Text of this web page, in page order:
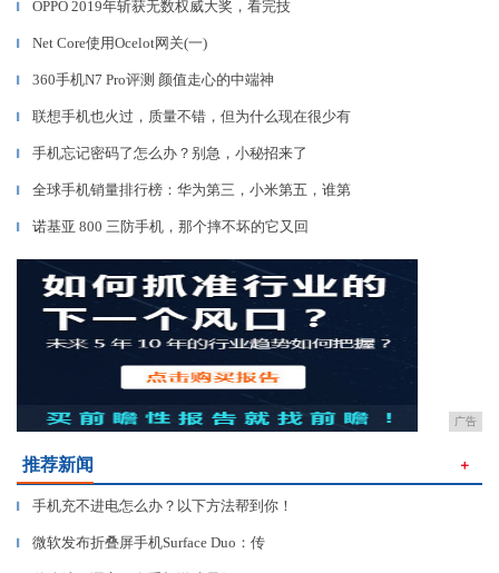
▎ OPPO 2019年斩获无数权威大奖，看完技
▎ Net Core使用Ocelot网关(一)
▎ 360手机N7 Pro评测 颜值走心的中端神
▎ 联想手机也火过，质量不错，但为什么现在很少有
▎ 手机忘记密码了怎么办？别急，小秘招来了
▎ 全球手机销量排行榜：华为第三，小米第五，谁第
▎ 诺基亚 800 三防手机，那个摔不坏的它又回
广告
推荐新闻 ＋
▎ 手机充不进电怎么办？以下方法帮到你！
▎ 微软发布折叠屏手机Surface Duo：传